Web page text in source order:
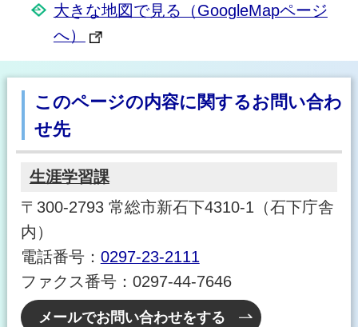
大きな地図で見る（GoogleMapページ
へ）
このページの内容に関するお問い合わ
せ先
生涯学習課
〒300-2793 常総市新石下4310-1（石下庁舎
内）
電話番号： 0297-23-2111
ファクス番号：0297-44-7646
メールでお問い合わせをする